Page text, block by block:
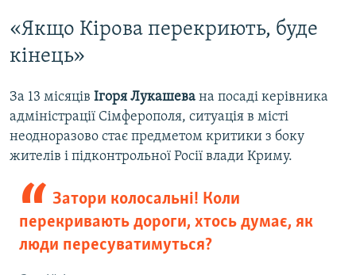
«Якщо Кірова перекриють, буде
кінець»
За 13 місяців Ігоря Лукашева на посаді керівника
адміністрації Сімферополя, ситуація в місті
неодноразово стає предметом критики з боку
жителів і підконтрольної Росії влади Криму.
Затори колосальні! Коли
перекривають дороги, хтось думає, як
люди пересуватимуться?